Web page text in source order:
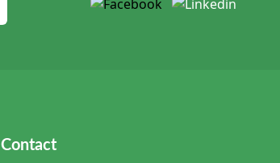
Contact